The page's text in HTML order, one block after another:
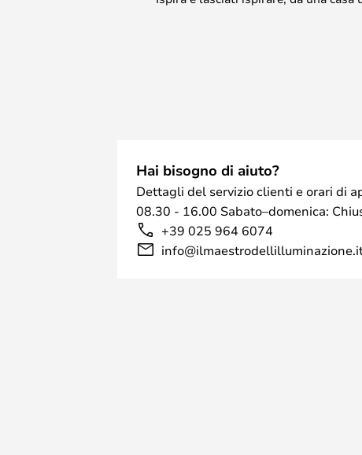
Hai bisogno di aiuto?
Dettagli del servizio clienti e orari di
08.30 - 16.00 Sabato–domenica:
+39 025 964 6074